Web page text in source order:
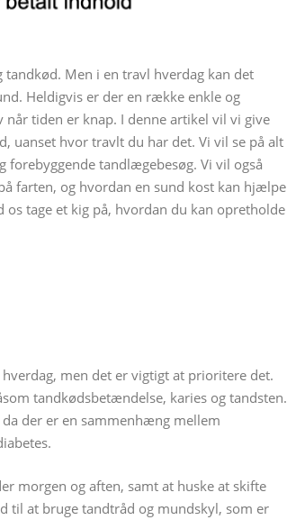
Men i en travl hverdag kan det
Heldigvis er der en række enkle og
tiden er knap. I denne artikel vil vi give
uanset hvor travlt du har det. Vi vil se på alt
tandlægebesøg. Vi vil også
farten, og hvordan en sund kost kan hjælpe
tage et kig på, hvordan du kan opretholde
men det er vigtigt at prioritere det.
tandkødsbetændelse, karies og tandsten.
der er en sammenhæng mellem
morgen og aften, samt at huske at skifte
til at bruge tandtråd og mundskyl, som er